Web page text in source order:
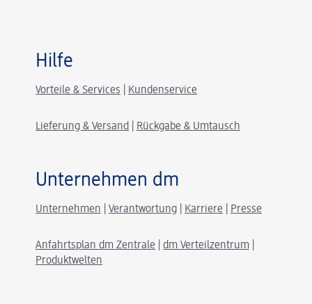
Hilfe
Vorteile & Services Kundenservice
Lieferung & Versand Rückgabe & Umtausch
Unternehmen dm
Unternehmen Verantwortung Karriere Presse
Anfahrtsplan dm Zentrale dm Verteilzentrum
Produktwelten